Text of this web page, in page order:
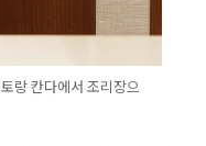
랑 칸다에서 조리장으